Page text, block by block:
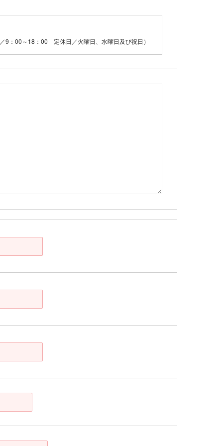
9：00～18：00 定休日／火曜日、水曜日及び祝日）